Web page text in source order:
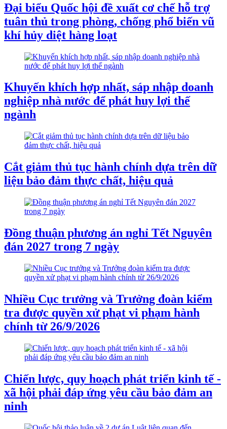
Đại biểu Quốc hội đề xuất cơ chế hỗ trợ
tuân thủ trong phòng, chống phổ biến vũ
khí hủy diệt hàng loạt
Khuyến khích hợp nhất, sáp nhập doanh
nghiệp nhà nước để phát huy lợi thế
ngành
Cắt giảm thủ tục hành chính dựa trên dữ
liệu bảo đảm thực chất, hiệu quả
Đồng thuận phương án nghỉ Tết Nguyên
đán 2027 trong 7 ngày
Nhiều Cục trưởng và Trưởng đoàn kiểm
tra được quyền xử phạt vi phạm hành
chính từ 26/9/2026
Chiến lược, quy hoạch phát triển kinh tế -
xã hội phải đáp ứng yêu cầu bảo đảm an
ninh